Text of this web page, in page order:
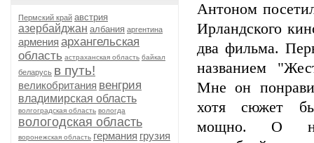
Пермский край австрия
азербайджан албания аргентина
армения архангельская
область астраханская область байкал
беларусь в путь!
великобритания венгрия
владимирская область
волгоградская область вологда
вологодская область
воронежская область германия грузия
Антоном
Ирландского
два фильма.
названием
Мне он
хотя сюжет
мощно. О